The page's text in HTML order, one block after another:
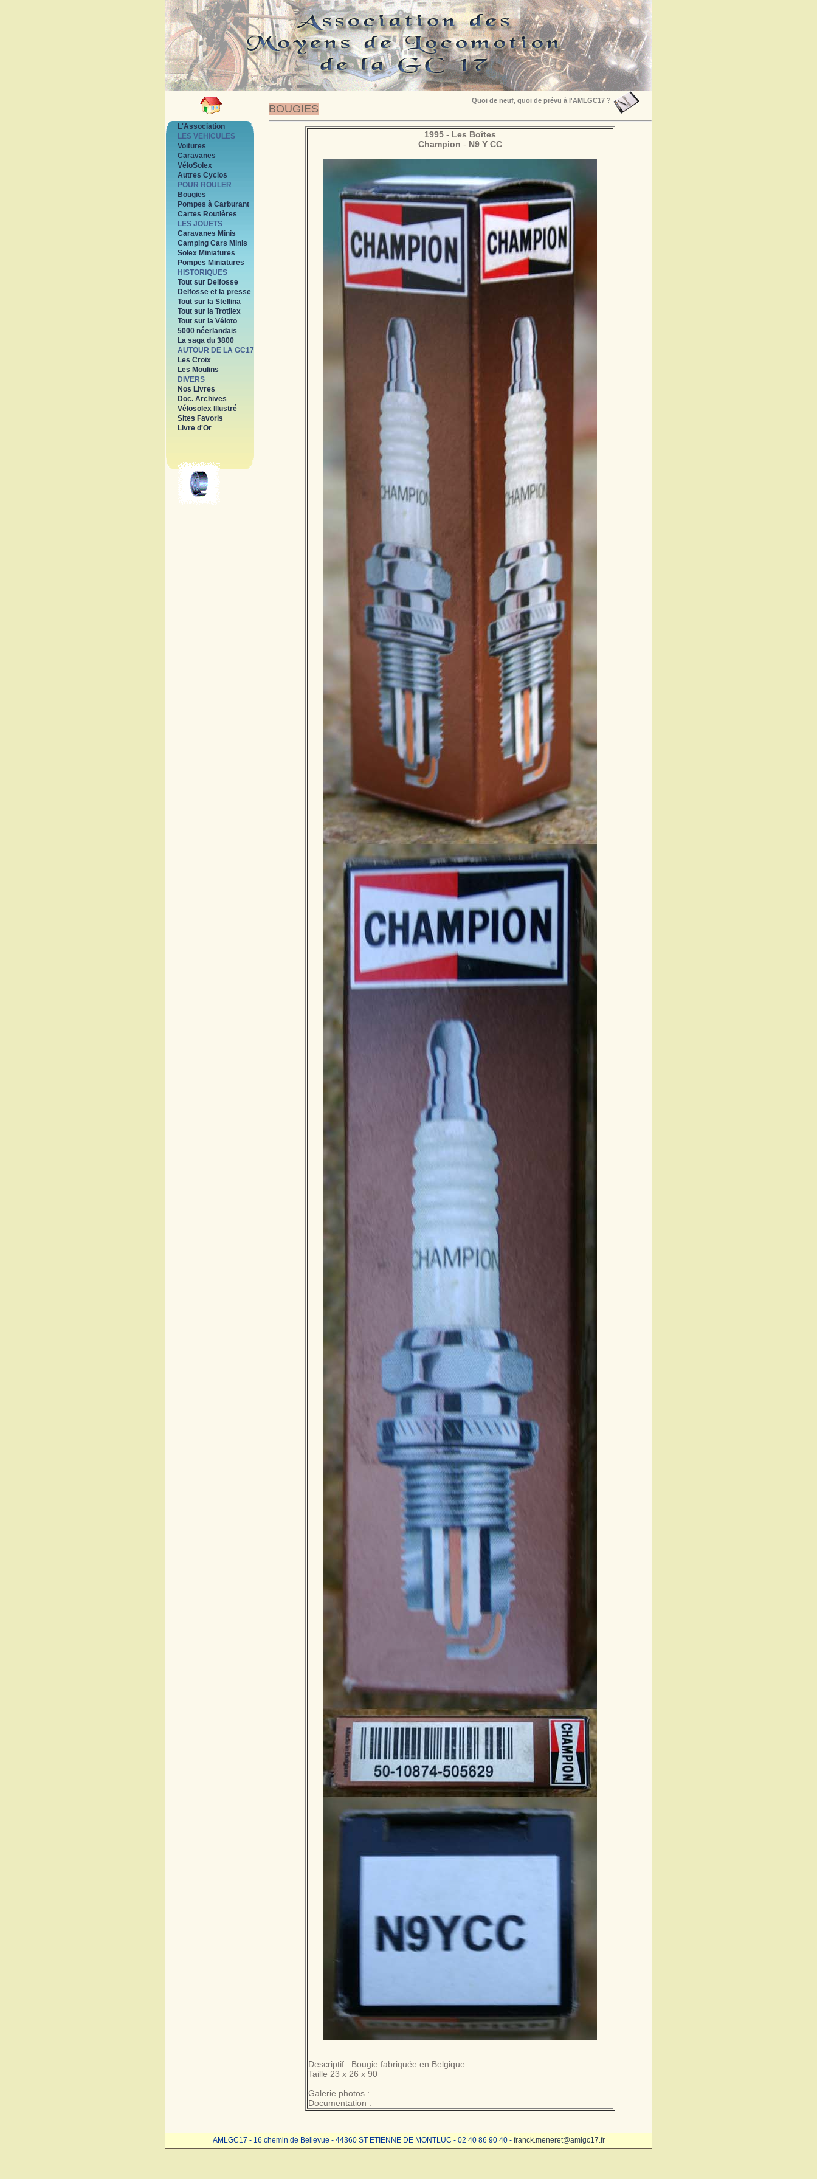
BOUGIES
Quoi de neuf, quoi de prévu à l'AMLGC17 ?
L'Association
LES VEHICULES
Voitures
Caravanes
VéloSolex
Autres Cyclos
POUR ROULER
Bougies
Pompes à Carburant
Cartes Routières
LES JOUETS
Caravanes Minis
Camping Cars Minis
Solex Miniatures
Pompes Miniatures
HISTORIQUES
Tout sur Delfosse
Delfosse et la presse
Tout sur la Stellina
Tout sur la Trotilex
Tout sur la Véloto
5000 néerlandais
La saga du 3800
AUTOUR DE LA GC17
Les Croix
Les Moulins
DIVERS
Nos Livres
Doc. Archives
Vélosolex Illustré
Sites Favoris
Livre d'Or
1995 - Les Boîtes
Champion - N9 Y CC
Descriptif : Bougie fabriquée en Belgique.
Taille 23 x 26 x 90
Galerie photos :
Documentation :
AMLGC17 - 16 chemin de Bellevue - 44360 ST ETIENNE DE MONTLUC - 02 40 86 90 40 - franck.meneret@amlgc17.fr